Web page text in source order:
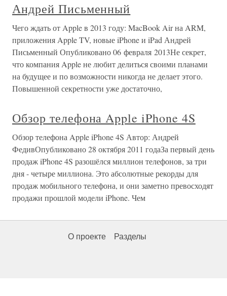
Андрей Письменный
Чего ждать от Apple в 2013 году: MacBook Air на ARM,
приложения Apple TV, новые iPhone и iPad Андрей
Письменный Опубликовано 06 февраля 2013Не секрет,
что компания Apple не любит делиться своими планами
на будущее и по возможности никогда не делает этого.
Повышенной секретности уже достаточно,
Обзор телефона Apple iPhone 4S
Обзор телефона Apple iPhone 4S Автор: Андрей
ФедивОпубликовано 28 октября 2011 годаЗа первый день
продаж iPhone 4S разошёлся миллион телефонов, за три
дня - четыре миллиона. Это абсолютные рекорды для
продаж мобильного телефона, и они заметно превосходят
продажи прошлой модели iPhone. Чем
О проекте Разделы